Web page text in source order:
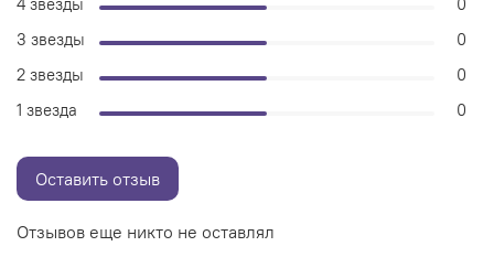
Отзывов еще никто не оставлял
3 звезды
0
2 звезды
0
1 звезда
0
Оставить отзыв